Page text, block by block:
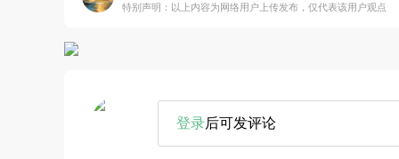
特别声明：以上内容为网络用户上传发布，仅代表该用户观点
登录后可发评论